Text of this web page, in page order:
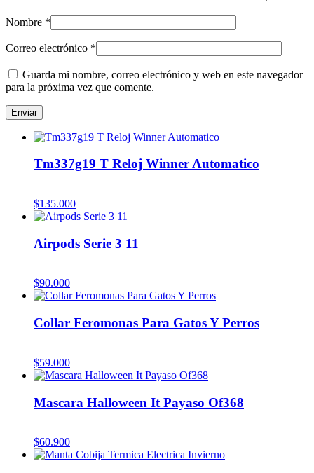
Nombre *
Correo electrónico *
Guarda mi nombre, correo electrónico y web en este navegador
para la próxima vez que comente.
Tm337g19 T Reloj Winner Automatico
$135.000
Airpods Serie 3 11
$90.000
Collar Feromonas Para Gatos Y Perros
$59.000
Mascara Halloween It Payaso Of368
$60.900